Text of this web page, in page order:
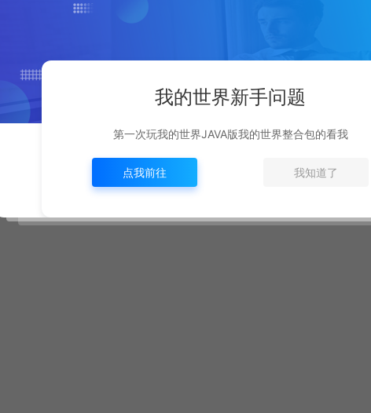
All rights reserved
我的世界新手问题
第一次玩我的世界JAVA版我的世界整合包的看我
点我前往 我知道了